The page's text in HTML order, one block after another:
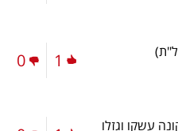
1
0
קונה עשקו וגזלו